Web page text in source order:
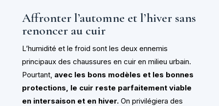
Affronter l’automne et l’hiver sans
renoncer au cuir
L’humidité et le froid sont les deux ennemis
principaux des chaussures en cuir en milieu urbain.
Pourtant, avec les bons modèles et les bonnes
protections, le cuir reste parfaitement viable
en intersaison et en hiver.On privilégiera des